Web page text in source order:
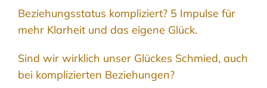
Beziehungsstatus kompliziert? 5 Impulse für
mehr Klarheit und das eigene Glück.
Sind wir wirklich unser Glückes Schmied, auch
bei komplizierten Beziehungen?